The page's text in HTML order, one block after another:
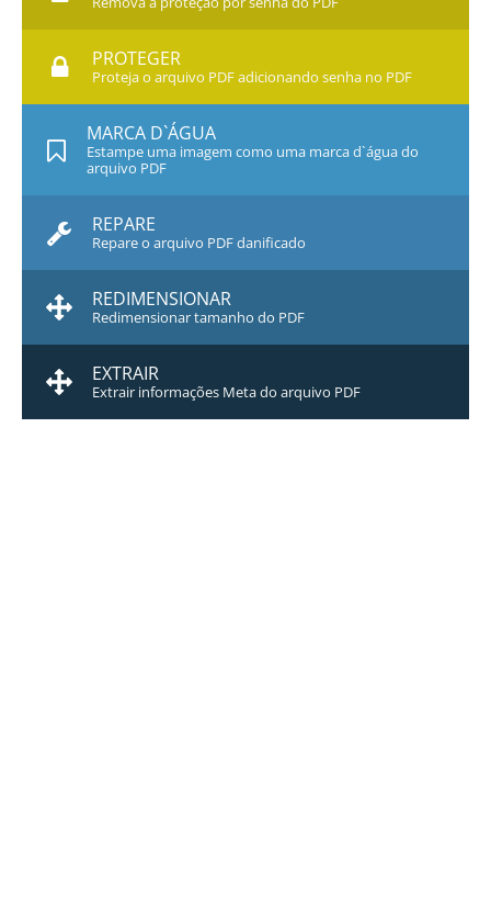
PROTEGER
Proteja o arquivo PDF adicionando senha no PDF
MARCA D`ÁGUA
Estampe uma imagem como uma marca d`água do
arquivo PDF
REPARE
Repare o arquivo PDF danificado
REDIMENSIONAR
Redimensionar tamanho do PDF
EXTRAIR
Extrair informações Meta do arquivo PDF